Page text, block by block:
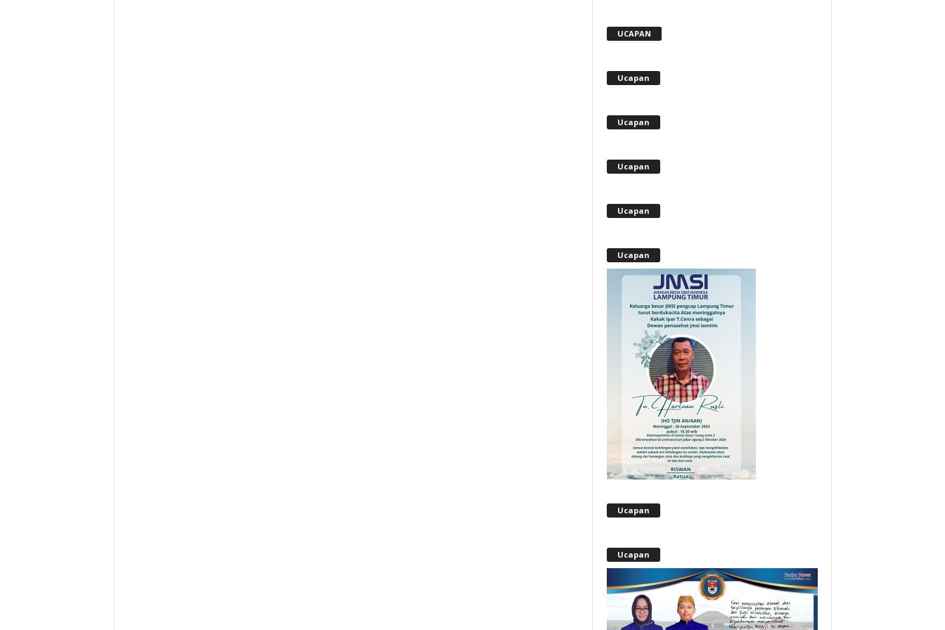
UCAPAN
Ucapan
Ucapan
Ucapan
Ucapan
Ucapan
Ucapan
Ucapan